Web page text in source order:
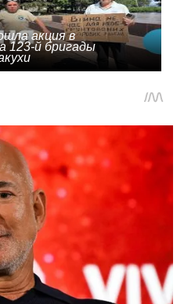
акция в
123-й бригады